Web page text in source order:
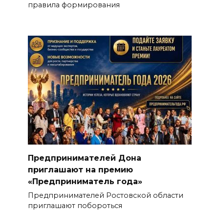
правила формирования
Предпринимателей Дона
приглашают на премию
«Предприниматель года»
Предпринимателей Ростовской области
приглашают побороться